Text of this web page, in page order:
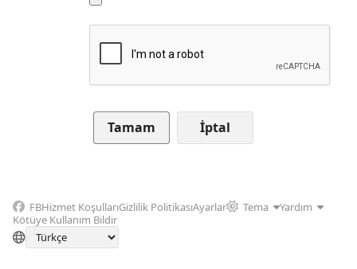
İptal
FBHizmet KoşullarıGizlilik PolitikasıAyarlar Tema
Yardım
Kötüye Kullanım Bildir